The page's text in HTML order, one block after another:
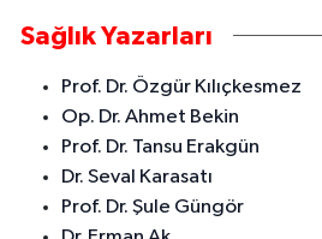
Sağlık Yazarları
Prof. Dr. Özgür Kılıçkesmez
Op. Dr. Ahmet Bekin
Prof. Dr. Tansu Erakgün
Dr. Seval Karasatı
Prof. Dr. Şule Güngör